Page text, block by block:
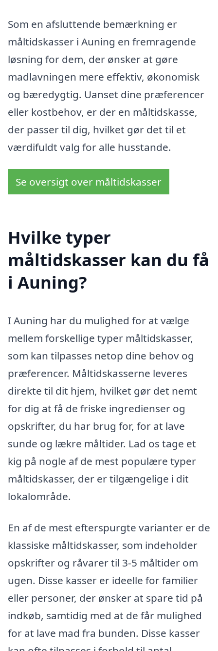
Som en afsluttende bemærkning er
måltidskasser i Auning en fremragende
løsning for dem, der ønsker at gøre
madlavningen mere effektiv, økonomisk
og bæredygtig. Uanset dine præferencer
eller kostbehov, er der en måltidskasse,
der passer til dig, hvilket gør det til et
værdifuldt valg for alle husstande.
Se oversigt over måltidskasser
Hvilke typer
måltidskasser kan du få
i Auning?
I Auning har du mulighed for at vælge
mellem forskellige typer måltidskasser,
som kan tilpasses netop dine behov og
præferencer. Måltidskasserne leveres
direkte til dit hjem, hvilket gør det nemt
for dig at få de friske ingredienser og
opskrifter, du har brug for, for at lave
sunde og lækre måltider. Lad os tage et
kig på nogle af de mest populære typer
måltidskasser, der er tilgængelige i dit
lokalområde.
En af de mest efterspurgte varianter er de
klassiske måltidskasser, som indeholder
opskrifter og råvarer til 3-5 måltider om
ugen. Disse kasser er ideelle for familier
eller personer, der ønsker at spare tid på
indkøb, samtidig med at de får mulighed
for at lave mad fra bunden. Disse kasser